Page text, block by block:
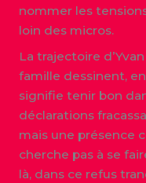
nommer les
loin des micros.
La trajectoire
famille dessinent,
signifie tenir bon
déclarations
mais une présence
cherche pas à se
là, dans ce refus